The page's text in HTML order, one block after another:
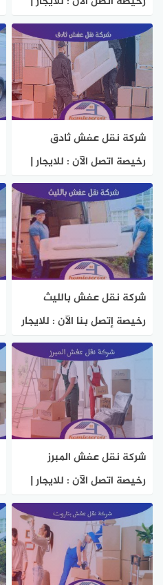
هوم سيرفر
شركة نقل عفش ثادق
رخيصة اتصل الآن : للايجار |
هوم سيرفر
شركة نقل عفش بالليث
رخيصة إتصل بنا الآن : للايجار
| هوم سيرفر
شركة نقل عفش المبرز
رخيصة اتصل الآن : للايجار |
هوم سيرفر